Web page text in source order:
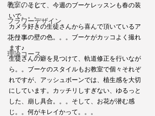
教室のこと
フラワーデザイン
花仕事
理論コース
た。。そして、今週のブーケレッスンも春の装
いで。。。
カメラ好きの生徒さんから喜んで頂いているア
トリエの壁の色。。。ブーケがカッコよく撮れ
ます♪
生徒さんの癖を見つけて、軌道修正を行いなが
ら。。ブーケのスタイルもお教室で個々それぞ
れですが、アッシュボーンでは、植生感を大切
にしています。カッチリしすぎない、ゆるっと
した、崩し具合。。。そして、お花が潜む感
じ。。何がキレイかって。。。